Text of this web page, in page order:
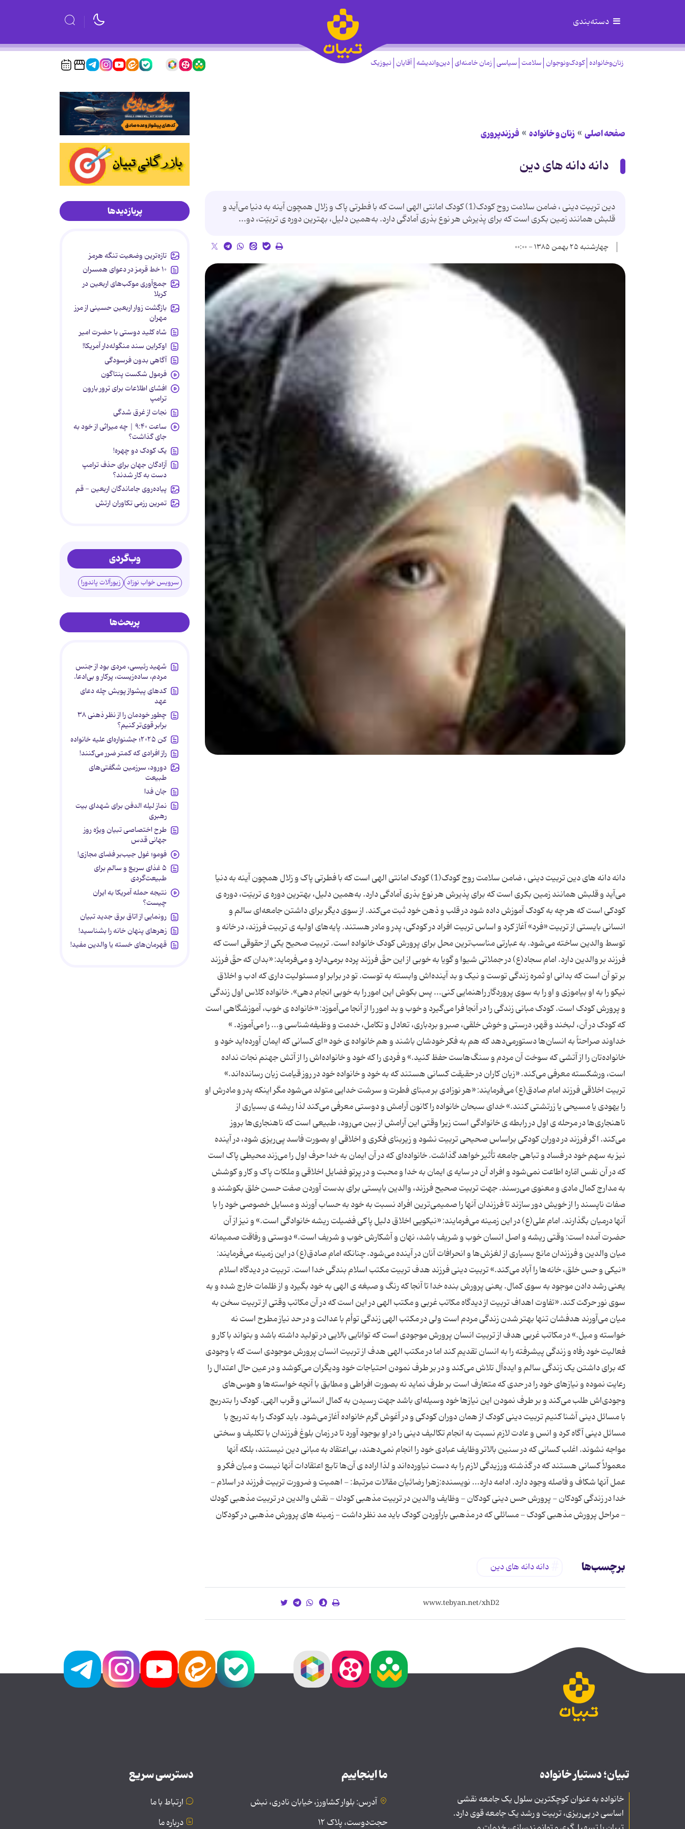
دسته‌بندی
زنان‌وخانواده کودک‌ونوجوان سلامت سیاسی زمان خامنه‌ای دین‌واندیشه آقایان نیوزیک
صفحه اصلی زنان و خانواده فرزندپروری
دانه دانه های دین
دین تربیت دینی ، ضامن سلامت روح کودک(1) کودک امانتی الهی است که با فطرتی پاک و زلال همچون آینه به‌ دنیا می‌آید و
قلبش همانند زمین بکری است که برای پذیرش هر نوع بذری آمادگی دارد. به‌همین دلیل، بهترین دوره ی تربیّت، دو...
چهارشنبه ۲۵ بهمن ۱۳۸۵ - ۰۰:۰۰
دانه دانه های دین تربیت دینی ، ضامن سلامت روح کودک(1) کودک امانتی الهی است که با فطرتی پاک و زلال همچون آینه به‌ دنیا
می‌آید و قلبش همانند زمین بکری است که برای پذیرش هر نوع بذری آمادگی دارد. به‌همین دلیل، بهترین دوره ی تربیّت، دوره ی
کودکی است که هر چه به کودک آموزش داده شود در قلب و ذهن خود ثبت می‌کند. از سوی دیگر برای داشتن جامعه‌ای سالم و
انسانی بایستی از تربیت «فرد» آغاز کرد و اساس تربیت افراد در کودکی، پدر و مادر هستند. پایه‌های اولیه ی تربیت فرزند، در خانه و
توسط والدین ساخته می‌شود. به عبارتی مناسب‌ترین محل برای پرورش کودک خانواده است. تربیت صحیح یکی از حقوقی است که
فرزند بر والدین دارد. امام سجاد(ع) در جملاتی شیوا و گویا به خوبی از این حقّ فرزند پرده برمی‌دارد و می‌فرماید: «بدان که حقّ فرزند
بر تو آن است که بدانی او ثمره زندگی توست و نیک و بد آینده‌اش وابسته به توست. تو در برابر او مسئولیت داری که ادب و اخلاق
نیکو را به او بیاموزی و او را به سوی پروردگار راهنمایی کنی... پس بکوش این امور را به خوبی انجام دهی». خانواده کلاس اول زندگی
و پرورش کودک است. کودک مبانی زندگی را در آنجا فرا می‌گیرد و خوب و بد امور را از آنجا می‌آموزد: «خانواده ی خوب، آموزشگاهی است
که کودک در آن، لبخند و قهر، درستی و خوش خلقی، صبر و بردباری، تعادل و تکامل، خدمت و وظیفه‌شناسی و... را می‌آموزد. »
خداوند صراحتاً به انسان‌ها دستورمی‌‌دهد که هم به فکر خودشان باشند و هم خانواده ی خود «ای کسانی که ایمان آورده‌اید خود و
خانواده‌تان را از آتشی که سوخت آن مردم و سنگ‌هاست حفظ کنید.» و فردی را که خود و خانواده‌اش را از آتش جهنم نجات نداده
است، ورشکسته معرفی می‌کند. «زیان کاران در حقیقت کسانی هستند که به خود و خانواده خود در روز قیامت زیان رسانده‌اند.»
تربیت اخلاقی فرزند امام صادق(ع) می‌فرمایند: «هر نوزادی بر مبنای فطرت و سرشت خدایی متولد می‌شود مگر اینکه پدر و مادرش او
را یهودی یا مسیحی یا زرتشتی کنند.» خدای سبحان خانواده را کانون آرامش و دوستی معرفی می‌کند لذا ریشه ی بسیاری از
ناهنجاری‌ها در مرحله ی اول در رابطه ی خانوادگی است زیرا وقتی این آرامش از بین می‌رود، طبیعی است که ناهنجاری‌ها بروز
می‌کند. اگر فرزند در دوران کودکی براساس صحیحی تربیت نشود و زیربنای فکری و اخلاقی او بصورت فاسد پی‌ریزی شود، در آینده
نیز به سهم خود در فساد و تباهی جامعه تأثیر خواهد گذاشت. خانواده‌ای که در آن ایمان به خدا حرف اول را می‌زند محیطی پاک است
که در آن نفس امّاره اطاعت نمی‌شود و افراد آن در سایه ی ایمان به خدا و محبت و در پرتو فضایل اخلاقی و ملکات پاک و کار و کوشش
به مدارج کمال مادی و معنوی می‌رسند. جهت تربیت صحیح فرزند، والدین بایستی برای بدست آوردن صفت حسن خلق بکوشند و
صفات ناپسند را از خویش دور سازند تا فرزندان آنها را صمیمی‌ترین افراد نسبت به خود به حساب آورند و مسایل خصوصی خود را با
آنها درمیان بگذارند. امام علی(ع) در این زمینه می‌فرمایند: «نیکویی اخلاق دلیل پاکی فضیلت ریشه خانوادگی است.» و نیز از آن
حضرت آمده است: وقتی ریشه و اصل انسان خوب و شریف باشد، نهان و آشکارش خوب و شریف است.» دوستی و رفاقت صمیمانه
میان والدین و فرزندان مانع بسیاری از لغزش‌ها و انحرافات آنان در آینده می‌شود. چنانکه امام صادق(ع) در این زمینه می‌فرمایند:
«نیکی و حس خلق، خانه‌ها را آباد می‌کند.» تربیت دینی فرزند هدف تربیت مکتب اسلام بندگی خدا است. تربیت در دیدگاه اسلام
یعنی رشد دادن موجود به سوی کمال. یعنی پرورش بنده خدا تا آنجا که رنگ و صبغه ی الهی به خود بگیرد و از ظلمات خارج شده و به
سوی نور حرکت کند. «تفاوت اهداف تربیت از دیدگاه مکاتب غربی و مکتب الهی در این است که در آن مکاتب وقتی از تربیت سخن به
میان می‌آورند هدفشان تنها بهتر شدن زندگی مردم است ولی در مکتب الهی زندگی توأم با عدالت و در حد نیاز مطرح است نه
خواسته و میل.» در مکاتب غربی هدف از تربیت انسان پرورش موجودی است که توانایی بالایی در تولید داشته باشد و بتواند با کار و
فعالیت خود رفاه و زندگی پیشرفته را به انسان تقدیم کند اما در مکتب الهی هدف از تربیت انسان پرورش موجودی است که با وجودی
که برای داشتن یک زندگی سالم و ایده‌آل تلاش می‌کند و در بر طرف نمودن احتیاجات خود ودیگران می‌کوشد و در عین حال اعتدال را
رعایت نموده و نیازهای خود را در حدی که متعارف است بر طرف نماید نه بصورت افراطی و مطابق با آنچه خواسته‌ها و هوس‌های
وجودی‌اش طلب می‌کند و بر طرف نمودن این نیازها خود وسیله‌ای باشد جهت رسیدن به کمال انسانی و قرب الهی. کودک را بتدریج
با مسائل دینی آشنا کنیم تربیت دینی کودک از همان دوران کودکی و در آغوش گرم خانواده آغاز می‌شود. باید کودک را به تدریج با
مسائل دینی آگاه کرد و انس و عادت لازم نسبت به انجام تکالیف دینی را در او بوجود آورد تا در زمان بلوغ فرزندان با تکلیف و سختی
مواجه نشوند. اغلب کسانی که در سنین بالاتر وظایف عبادی خود را انجام نمی‌دهند، بی‌اعتقاد به مبانی دین نیستند، بلکه آنها
معمولاً کسانی هستند که در گذشته ورزیدگی لازم را به دست نیاورده‌اند و لذا اراده ی آن‌ها تابع اعتقادات آنها نیست و میان فکر و
عمل آنها شکاف و فاصله وجود دارد. ادامه دارد... نویسنده:زهرا رضائیان مقالات مرتبط: - اهمیت و ضرورت تربیت فرزند در اسلام -
خدا در زندگی كودكان - پرورش حس دینی کودکان - وظایف والدین در تربیت مذهبی كودك - نقش والدین در تربیت مذهبی كودك
- مراحل پرورش مذهبی کودک - مسائلی که در مذهبی بارآوردن کودک باید مد نظر داشت - زمینه های پرورش مذهبی در كودكان
برچسب‌ها دانه دانه های دین
پربازدیدها
تازه‌ترین وضعیت تنگه هرمز
۱۰ خط قرمز در دعوای همسران
جمع‌آوری موکب‌های اربعین در
کربلا
بازگشت زوار اربعین حسینی از مرز
مهران
شاه کلید دوستی با حضرت امیر
اوکراین سند منگوله‌دار آمریکا!
آگاهی بدون فرسودگی
فرمول شکست پنتاگون
افشای اطلاعات برای ترور بارون
ترامپ
نجات از غرق شدگی
ساعت ۹:۴۰ | چه میراثی از خود به
جای گذاشت؟
یک کودک دو چهره!
آزادگان جهان برای حذف ترامپ
دست به کار شدند؟
پیاده‌روی جاماندگان اربعین - قم
تمرین رزمی تکاوران ارتش
وب‌گردی
سرویس خواب نوزاد زیورآلات پاندورا
پربحث‌ها
شهید رئیسی، مردی بود از جنس
مردم، ساده‌زیست، پرکار و بی‌ادعا.
کدهای پیشواز پویش چله دعای
عهد
چطور خودمان را از نظر ذهنی ۳۸
برابر قوی‌تر کنیم؟
کن ۲۰۲۵؛ جشنواره‌ای علیه خانواده
راز افرادی که کمتر ضرر می‌کنند!
دورود، سرزمین شگفتی‌های
طبیعت
جان فدا
نماز لیله الدفن برای شهدای بیت
رهبری
طرح اختصاصی تبیان ویژه روز
جهانی قدس
فومو؛ غول جیب‌بر فضای مجازی!
۵ غذای سریع و سالم برای
طبیعت‌گردی
نتیجه حمله آمریکا به ایران
چیست؟
رونمایی از اتاق برق جدید تبیان
زهرهای پنهان خانه را بشناسید!
قهرمان‌های خسته یا والدین مفید!
تبیان؛ دستیار خانواده
خانواده به عنوان کوچکترین سلول یک جامعه نقشی
اساسی در پی‌ریزی، تربیت و رشد یک جامعه قوی دارد.
ما اینجاییم
آدرس: بلوار کشاورز، خیابان نادری، نبش
حجت‌دوست، پلاک ۱۲
دسترسی سریع
ارتباط با ما
درباره ما